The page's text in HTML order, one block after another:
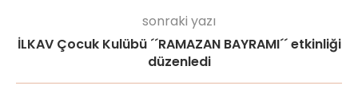
sonraki yazı
İLKAV Çocuk Kulübü ´´RAMAZAN BAYRAMI´´ etkinliği
düzenledi